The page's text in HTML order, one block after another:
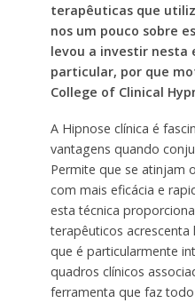
terapêuticas que
nos um pouco sobre
levou a investir nesta
particular, por que
College of Clinical
A Hipnose clínica é
vantagens quando
Permite que se atinjam
com mais eficácia e
esta técnica
terapêuticos acrescenta
que é particularmente
quadros clínicos
ferramenta que faz